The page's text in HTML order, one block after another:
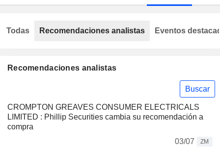
Recomendaciones analistas
Buscar
CROMPTON GREAVES CONSUMER ELECTRICALS
LIMITED : Phillip Securities cambia su recomendación a
compra
03/07
ZM
Todas Recomendaciones analistas Eventos